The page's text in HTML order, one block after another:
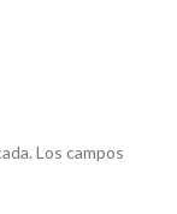
Los campos